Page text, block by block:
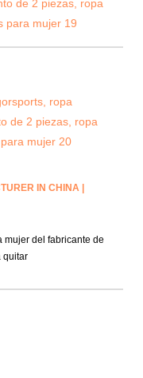
IN CHINA |
mujer del fabricante de
quitar